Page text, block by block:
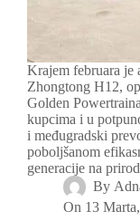
Krajem februara je
Zhongtong H12,
Golden
kupcima i u
i međugradski
poboljšanom
generacije na
By
On 13